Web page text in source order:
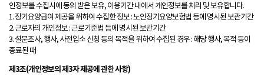
인정보를 수집시에 동의 받은 보유, 이용기간 내에서 개인정보를 처리 및 보유합니다.
1. 장기요양급여 제공을 위하여 수집한 정보 : 노인장기요양보험법 등에 명시된 보관기간
2. 근로자의 개인정보 : 근로기준법 등에 명시된 보관기간
3. 설문조사, 행사, 사전입소 신청 등의 목적을 위하여 수집된 경우 : 해당 행사, 목적 등이
종료된 때
제3조(개인정보의 제3자 제공에 관한 사항)